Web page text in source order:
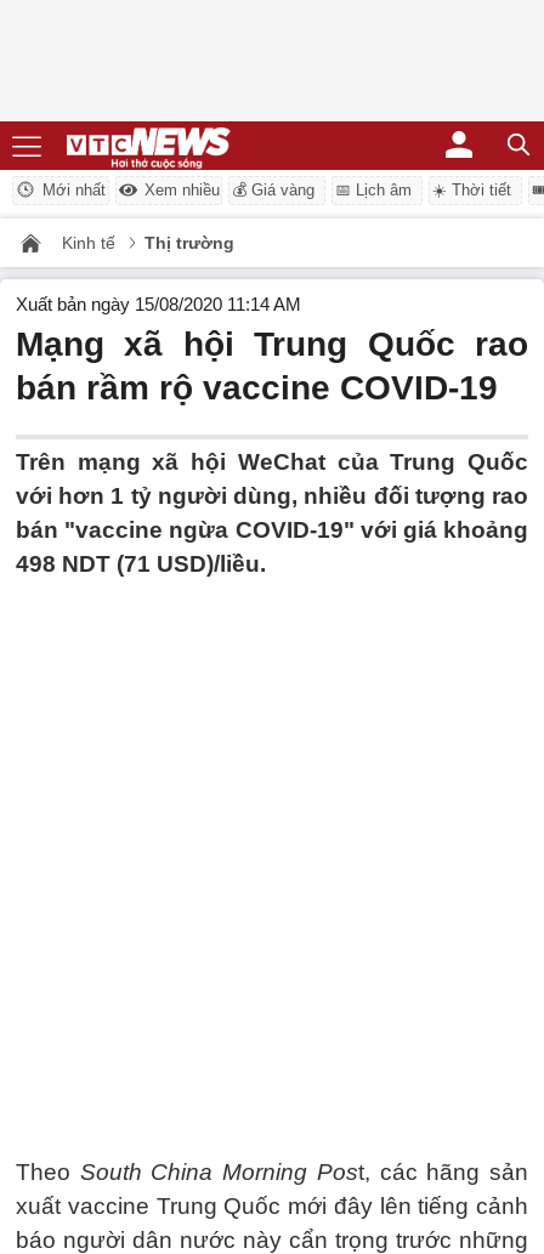
Mới nhất Xem nhiều 💰 Giá vàng 📅 Lịch âm ☀️ Thời tiết
Kinh tế Thị trường
Xuất bản ngày 15/08/2020 11:14 AM
Mạng xã hội Trung Quốc rao
bán rầm rộ vaccine COVID-19
Trên mạng xã hội WeChat của Trung Quốc
với hơn 1 tỷ người dùng, nhiều đối tượng rao
bán "vaccine ngừa COVID-19" với giá khoảng
498 NDT (71 USD)/liều.
Theo South China Morning Post, các hãng sản
xuất vaccine Trung Quốc mới đây lên tiếng cảnh
báo người dân nước này cẩn trọng trước những